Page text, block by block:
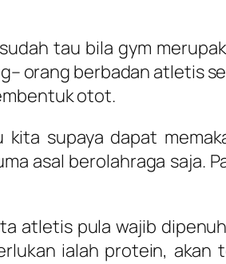
tau bila gym
orang berbadan atletis
otot.
supaya dapat
asal berolahraga saja.
atletis pula wajib
ialah protein, akan